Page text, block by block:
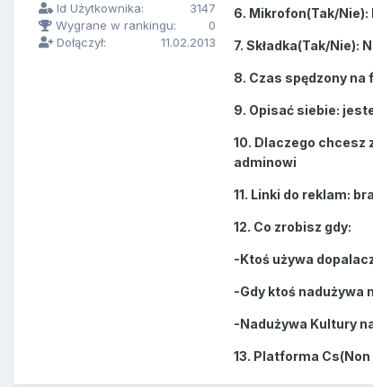
Id Użytkownika:
3147
Wygrane w rankingu:
0
Dołączył:
11.02.2013
6. Mikrofon(Tak/Nie):
7. Składka(Tak/Nie):
8. Czas spędzony na
9. Opisać siebie:
10. Dlaczego chcesz
adminowi
11. Linki do reklam:
12. Co zrobisz gdy:
-Ktoś używa
-Gdy ktoś nadużywa
-Nadużywa Kultury
13. Platforma